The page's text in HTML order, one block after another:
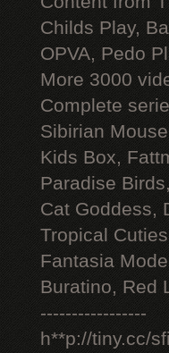
Childs Play,
OPVA, Pedo
More 3000
Complete
Sibirian
Kids Box,
Paradise
Cat Goddess,
Tropical
Fantasia
Buratino, Red
-----------------
h**p://tiny.cc/